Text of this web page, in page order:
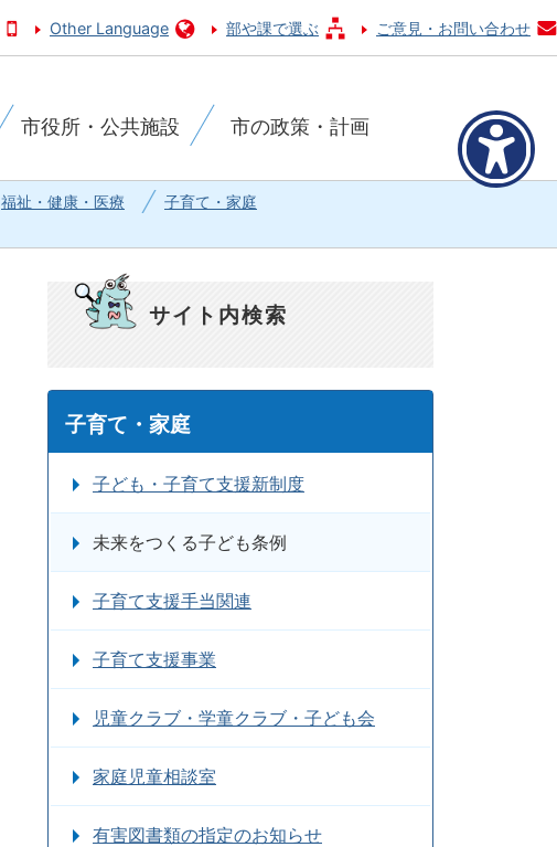
Other Language 部や課で選ぶ ご意見・お問い合わせ
市役所・公共施設 市の政策・計画
福祉・健康・医療
子育て・家庭
サイト内検索
子育て・家庭
子ども・子育て支援新制度
未来をつくる子ども条例
子育て支援手当関連
子育て支援事業
児童クラブ・学童クラブ・子ども会
家庭児童相談室
有害図書類の指定のお知らせ